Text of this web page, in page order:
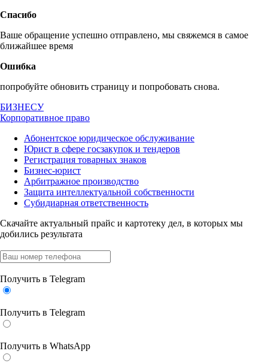
Спасибо
Ваше обращение успешно отправлено, мы свяжемся в самое
ближайшее время
Ошибка
попробуйте обновить страницу и попробовать снова.
БИЗНЕСУ
Корпоративное право
Абонентское юридическое обслуживание
Юрист в сфере госзакупок и тендеров
Регистрация товарных знаков
Бизнес-юрист
Арбитражное производство
Защита интеллектуальной собственности
Субидиарная ответственность
Скачайте актуальный прайс и картотеку дел, в которых мы
добились результата
Получить в Telegram
Получить в Telegram
Получить в WhatsApp